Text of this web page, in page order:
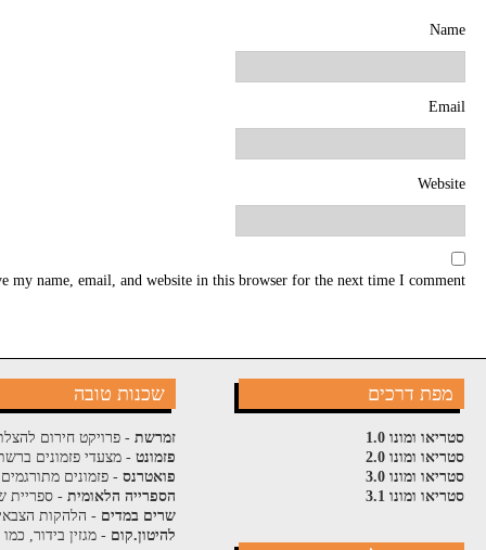
Name
Email
Website
my name, email, and website in this browser for the next time I comment.
מפת דרכים
סטריאו ומונו 1.0
סטריאו ומונו 2.0
סטריאו ומונו 3.0
סטריאו ומונו 3.1
שכנות טובה
זמרשת- פרויקט חירום
פזמונט- מצעדי פזמונים
פואטרנס- פזמונים
הספרייה הלאומית- ספריית
שרים במדים - הלהקות
להיטון.קום - מגזין בידור,